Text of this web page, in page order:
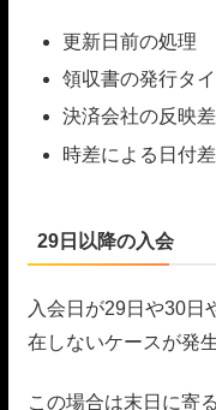
更新日前の処理
領収書の発行タ
決済会社の反映差
時差による日付差
29日以降の入会
入会日が29日や30日
在しないケースが発
この場合は末日に寄